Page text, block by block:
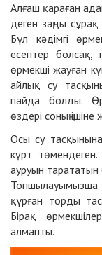
Алғаш қараған
деген заңды
Бұл кәдімгі
есептер болсақ,
өрмекші жауған
айлық су
пайда болды.
өздері соның
Осы су
күрт
ауруын тарататын
құрған торды
Бірақ
алмапты.